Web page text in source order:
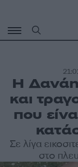
περιεχόμενο
Η
και
που
Σε λίγα
στο